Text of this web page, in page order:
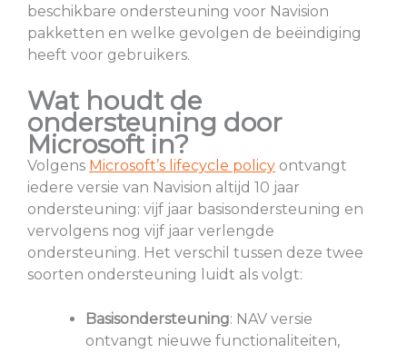
beschikbare ondersteuning voor Navision
pakketten en welke gevolgen de beëindiging
heeft voor gebruikers.
Wat houdt de
ondersteuning door
Microsoft in?
Volgens Microsoft’s lifecycle policy ontvangt
iedere versie van Navision altijd 10 jaar
ondersteuning: vijf jaar basisondersteuning en
vervolgens nog vijf jaar verlengde
ondersteuning. Het verschil tussen deze twee
soorten ondersteuning luidt als volgt:
Basisondersteuning: NAV versie
ontvangt nieuwe functionaliteiten,